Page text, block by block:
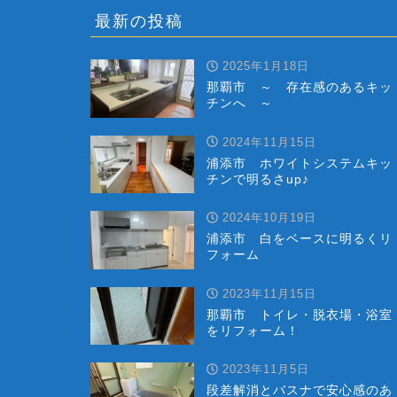
最新の投稿
2025年1月18日
那覇市 ～ 存在感のあるキッ
チンへ ～
2024年11月15日
浦添市 ホワイトシステムキッ
チンで明るさup♪
2024年10月19日
浦添市 白をベースに明るくリ
フォーム
2023年11月15日
那覇市 トイレ・脱衣場・浴室
をリフォーム！
2023年11月5日
段差解消とバスナで安心感のあ